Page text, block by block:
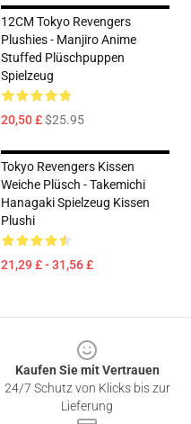
12CM Tokyo Revengers
Plushies - Manjiro Anime
Stuffed Plüschpuppen
Spielzeug
20,50 £$25.95
Tokyo Revengers Kissen
Weiche Plüsch - Takemichi
Hanagaki Spielzeug Kissen
Plushi
21,29 £ - 31,56 £
Kaufen Sie mit Vertrauen
24/7 Schutz von Klicks bis zur
Lieferung